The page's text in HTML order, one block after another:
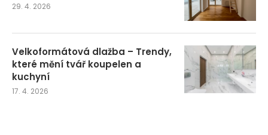
29. 4. 2026
Velkoformátová dlažba – Trendy,
které mění tvář koupelen a
kuchyní
17. 4. 2026